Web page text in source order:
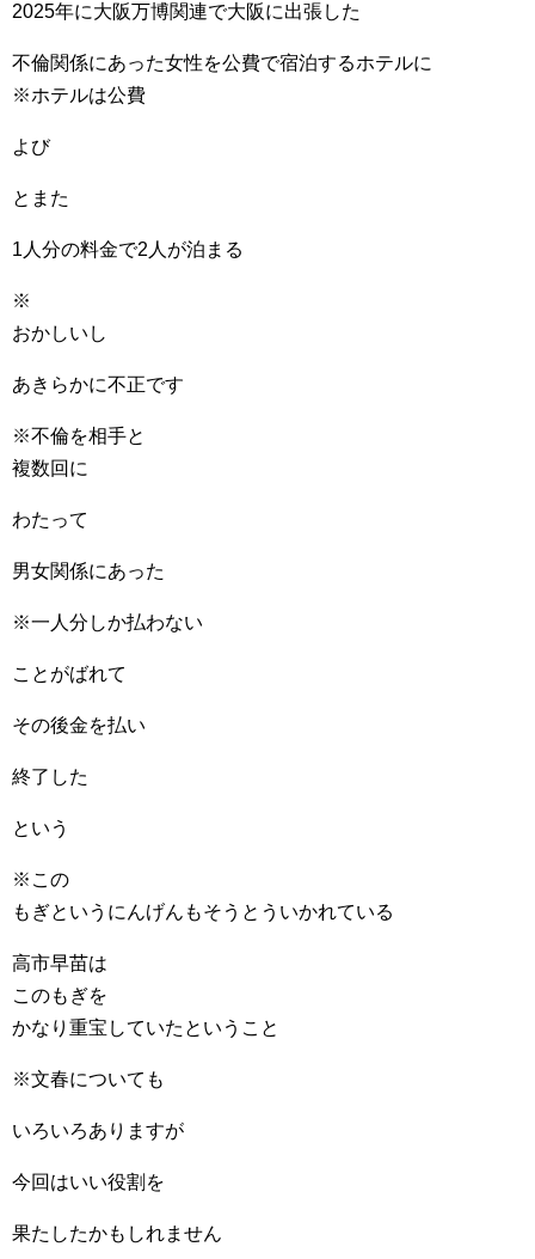
2025年に大阪万博関連で大阪に出張した
不倫関係にあった女性を公費で宿泊するホテルに
※ホテルは公費
よび
とまた
1人分の料金で2人が泊まる
※
おかしいし
あきらかに不正です
※不倫を相手と
複数回に
わたって
男女関係にあった
※一人分しか払わない
ことがばれて
その後金を払い
終了した
という
※この
もぎというにんげんもそうとういかれている
高市早苗は
このもぎを
かなり重宝していたということ
※文春についても
いろいろありますが
今回はいい役割を
果たしたかもしれません